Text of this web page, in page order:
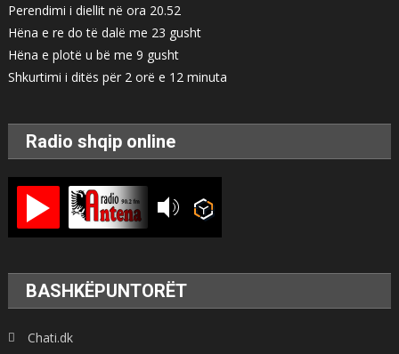
Perendimi i diellit në ora 20.52
Hëna e re do të dalë me 23 gusht
Hëna e plotë u bë me 9 gusht
Shkurtimi i ditës për 2 orë e 12 minuta
Radio shqip online
BASHKËPUNTORËT
Chati.dk